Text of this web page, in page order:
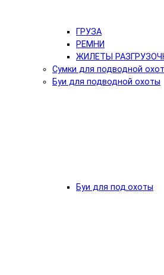
ГРУЗА
РЕМНИ
ЖИЛЕТЫ
Сумки для подводной
Буи для подводной охоты
Буи для под.охоты